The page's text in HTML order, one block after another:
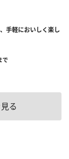
手軽においしく楽し
で
る